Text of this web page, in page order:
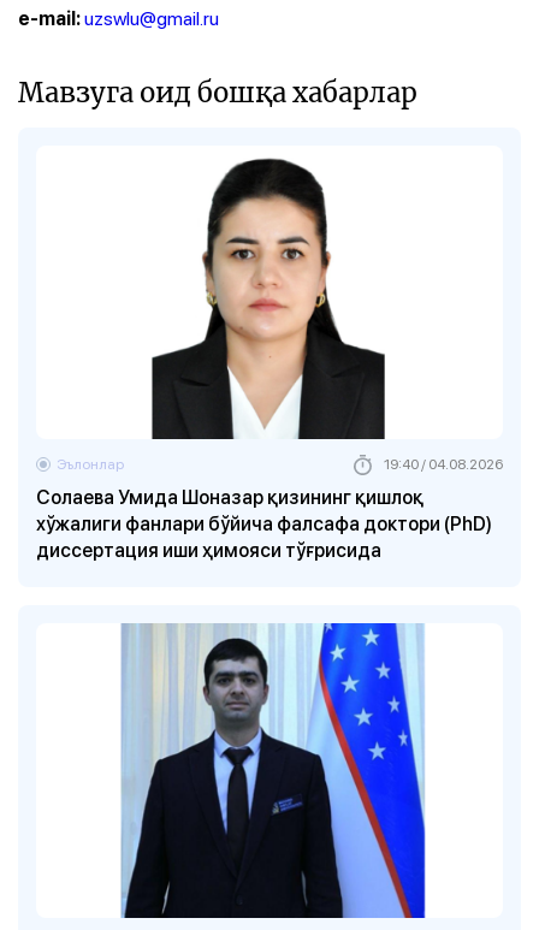
e-mail:uzswlu@gmail.ru
Мавзуга оид бошқа хабарлар
Солаева Умида Шоназар қизининг қишлоқ
хўжалиги фанлари бўйича фалсафа доктори (PhD)
диссертация иши ҳимояси тўғрисида
Эълонлар 19:40 / 04.08.2026